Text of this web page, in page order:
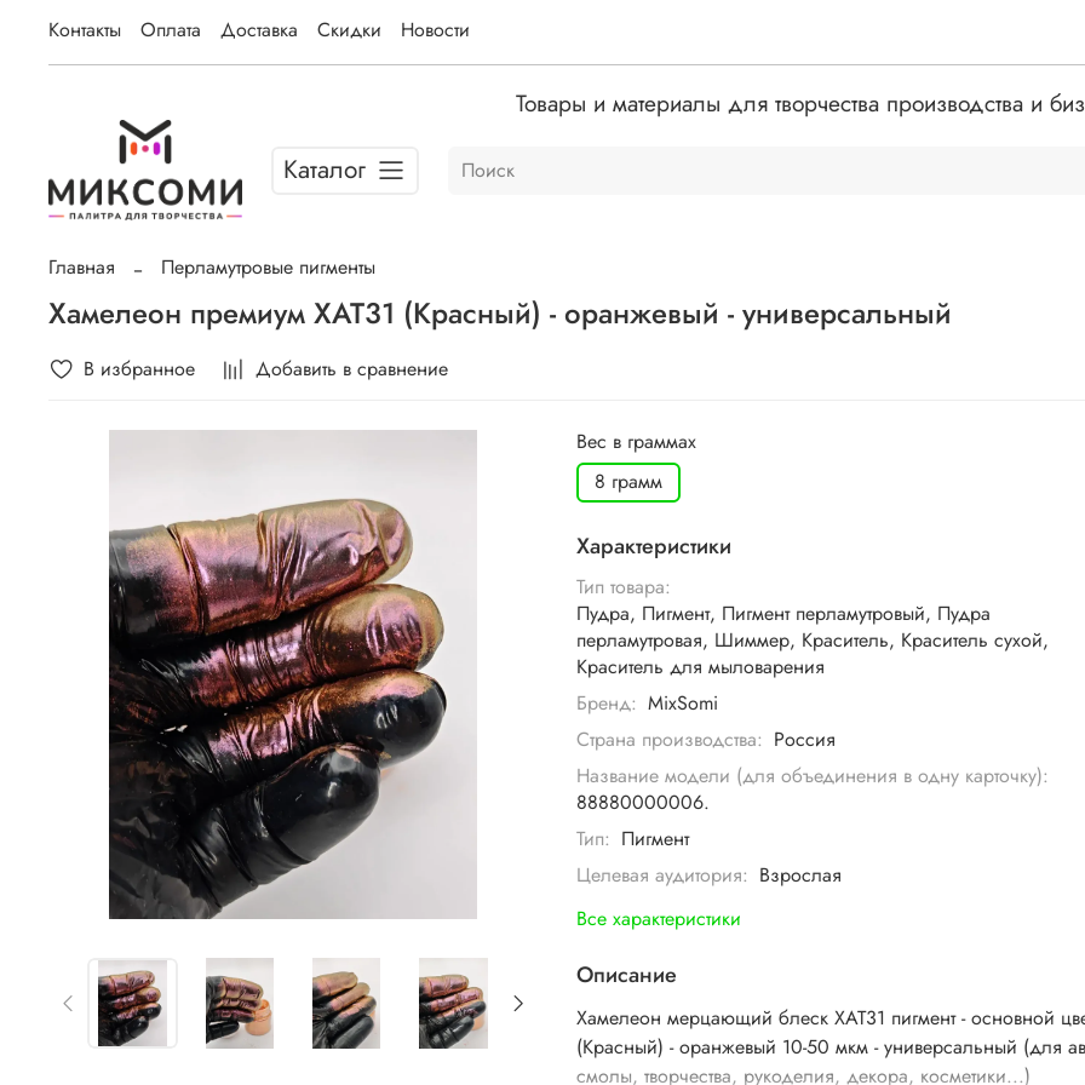
Контакты Оплата Доставка Скидки Новости
Товары и материалы для творчества производства и
Каталог
Главная Перламутровые пигменты
Хамелеон премиум ХАТ31 (Красный) - оранжевый - универсальный
В избранное Добавить в сравнение
Вес в граммах
8 грамм
Характеристики
Тип товара:
Пудра, Пигмент, Пигмент перламутровый, Пудра
перламутровая, Шиммер, Краситель, Краситель сухой,
Краситель для мыловарения
Бренд: MixSomi
Страна производства: Россия
Название модели (для объединения в одну карточку):
88880000006.
Тип: Пигмент
Целевая аудитория: Взрослая
Все характеристики
Описание
Хамелеон мерцающий блеск ХАТ31 пигмент - основной
(Красный) - оранжевый 10-50 мкм - универсальный (для
смолы, творчества, рукоделия, декора, косметики...)